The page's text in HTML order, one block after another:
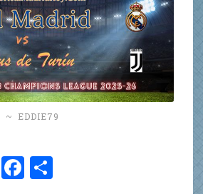
~ EDDIE79
T F